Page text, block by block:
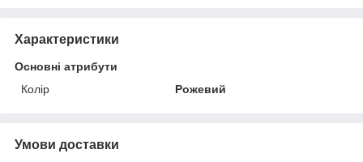
Характеристики
Основні атрибути
Колір
Рожевий
Умови доставки